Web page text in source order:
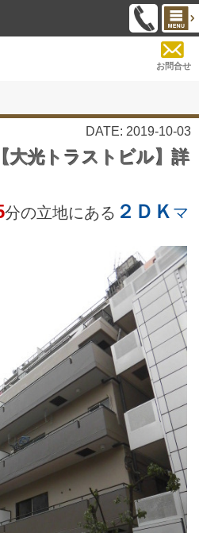
お問合せ
DATE: 2019-10-03
大光トラストビル】詳
分の立地にある ２ＤＫ マ